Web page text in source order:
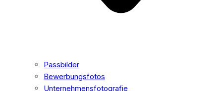
Passbilder
Bewerbungsfotos
Unternehmensfotografie